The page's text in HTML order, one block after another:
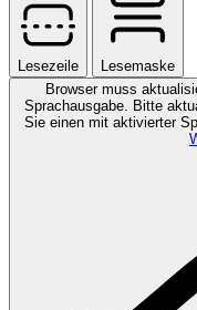
Lesezeile
Lesemaske
Browser muss
Sprachausgabe. Bitte
Sie einen mit aktivierter